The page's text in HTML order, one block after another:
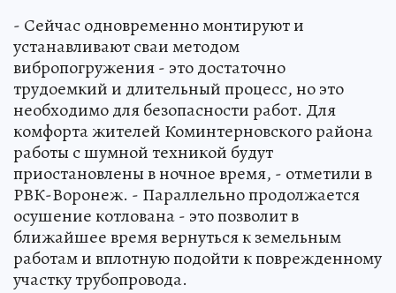
- Сейчас одновременно монтируют и
устанавливают сваи методом
вибропогружения - это достаточно
трудоемкий и длительный процесс, но это
необходимо для безопасности работ. Для
комфорта жителей Коминтерновского района
работы с шумной техникой будут
приостановлены в ночное время, - отметили в
РВК-Воронеж. - Параллельно продолжается
осушение котлована - это позволит в
ближайшее время вернуться к земельным
работам и вплотную подойти к поврежденному
участку трубопровода.